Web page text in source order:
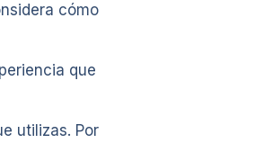
cómo
que
utilizas. Por